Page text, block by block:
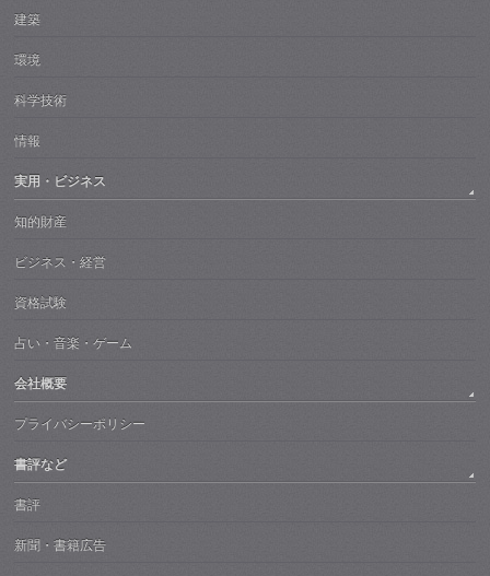
建築
環境
科学技術
情報
実用・ビジネス
知的財産
ビジネス・経営
資格試験
占い・音楽・ゲーム
会社概要
プライバシーポリシー
書評など
書評
新聞・書籍広告